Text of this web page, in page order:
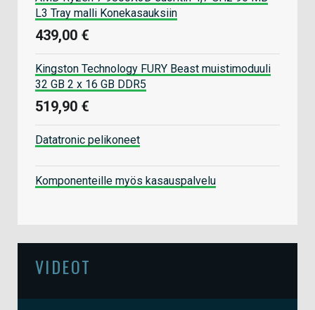
L3 Tray malli Konekasauksiin
439,00 €
Kingston Technology FURY Beast muistimoduuli
32 GB 2 x 16 GB DDR5
519,90 €
Datatronic pelikoneet
Komponenteille myös kasauspalvelu
VIDEOT